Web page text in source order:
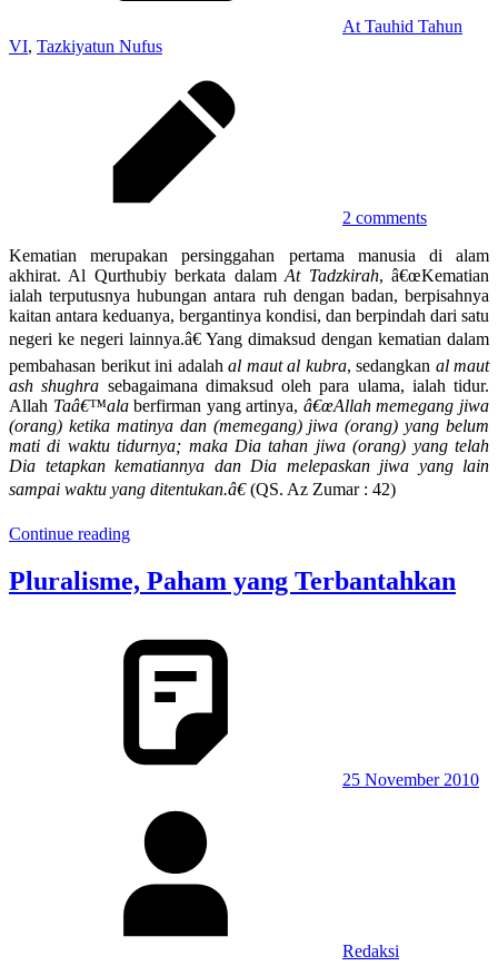
At Tauhid Tahun
VI, Tazkiyatun Nufus
2 comments
Kematian merupakan persinggahan pertama manusia di alam
akhirat. Al Qurthubiy berkata dalamAt Tadzkirah, â€œKematian
ialah terputusnya hubungan antara ruh dengan badan, berpisahnya
kaitan antara keduanya, bergantinya kondisi, dan berpindah dari satu
negeri ke negeri lainnya.â€ Yang dimaksud dengan kematian dalam
pembahasan berikut ini adalah al maut al kubra, sedangkan al maut
ash shughra sebagaimana dimaksud oleh para ulama, ialah tidur.
Allah Taâ€™alaberfirman yang artinya, â€œAllah memegang jiwa
(orang) ketika matinya dan (memegang) jiwa (orang) yang belum
mati di waktu tidurnya; maka Dia tahan jiwa (orang) yang telah
Dia tetapkan kematiannya dan Dia melepaskan jiwa yang lain
sampai waktu yang ditentukan.â€(QS. Az Zumar : 42)
Continue reading
Pluralisme, Paham yang Terbantahkan
25 November 2010
Redaksi